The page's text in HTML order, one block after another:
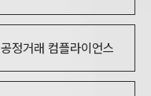
공정거래 컴플라이언스